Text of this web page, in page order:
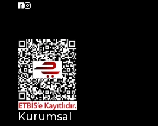
Kurumsal